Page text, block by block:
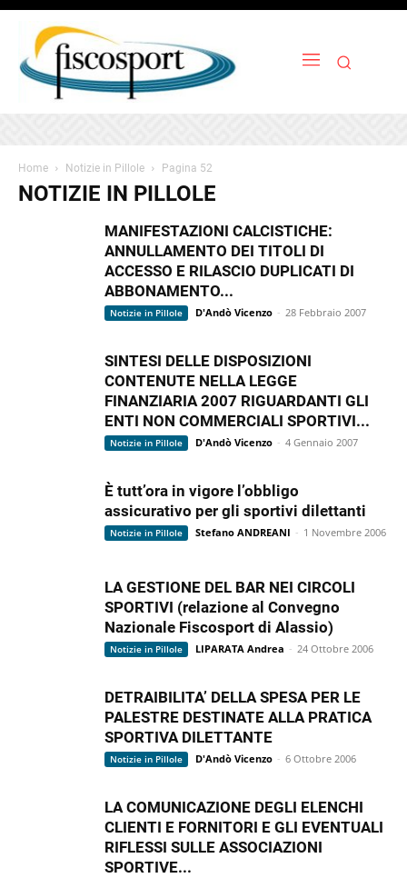
Home Notizie in Pillole Pagina 52
NOTIZIE IN PILLOLE
MANIFESTAZIONI CALCISTICHE:
ANNULLAMENTO DEI TITOLI DI
ACCESSO E RILASCIO DUPLICATI DI
ABBONAMENTO...
Notizie in Pillole D'Andò Vicenzo - 28 Febbraio 2007
SINTESI DELLE DISPOSIZIONI
CONTENUTE NELLA LEGGE
FINANZIARIA 2007 RIGUARDANTI GLI
ENTI NON COMMERCIALI SPORTIVI...
Notizie in Pillole D'Andò Vicenzo - 4 Gennaio 2007
È tutt’ora in vigore l’obbligo
assicurativo per gli sportivi dilettanti
Notizie in Pillole Stefano ANDREANI - 1 Novembre 2006
LA GESTIONE DEL BAR NEI CIRCOLI
SPORTIVI (relazione al Convegno
Nazionale Fiscosport di Alassio)
Notizie in Pillole LIPARATA Andrea - 24 Ottobre 2006
DETRAIBILITA’ DELLA SPESA PER LE
PALESTRE DESTINATE ALLA PRATICA
SPORTIVA DILETTANTE
Notizie in Pillole D'Andò Vicenzo - 6 Ottobre 2006
LA COMUNICAZIONE DEGLI ELENCHI
CLIENTI E FORNITORI E GLI EVENTUALI
RIFLESSI SULLE ASSOCIAZIONI
SPORTIVE...